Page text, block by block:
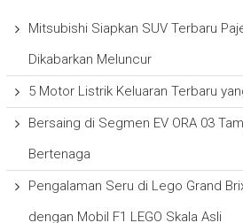
Mitsubishi Siapkan SUV Terbaru
Dikabarkan Meluncur
5 Motor Listrik Keluaran Terbaru
Bersaing di Segmen EV ORA 03
Bertenaga
Pengalaman Seru di Lego Grand
dengan Mobil F1 LEGO Skala Asli